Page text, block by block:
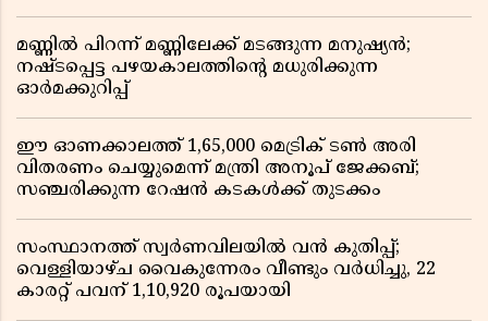
മണ്ണിൽ പിറന്ന് മണ്ണിലേക്ക് മടങ്ങുന്ന മനുഷ്യൻ;
നഷ്ടപ്പെട്ട പഴയകാലത്തിൻ്റെ മധുരിക്കുന്ന
ഓർമക്കുറിപ്പ്
ഈ ഓണക്കാലത്ത് 1,65,000 മെട്രിക് ടൺ അരി
വിതരണം ചെയ്യുമെന്ന് മന്ത്രി അനൂപ് ജേക്കബ്;
സഞ്ചരിക്കുന്ന റേഷൻ കടകൾക്ക് തുടക്കം
സംസ്ഥാനത്ത് സ്വർണവിലയിൽ വൻ കുതിപ്പ്;
വെള്ളിയാഴ്ച വൈകുന്നേരം വീണ്ടും വർധിച്ചു, 22
കാരറ്റ് പവന് 1,10,920 രൂപയായി